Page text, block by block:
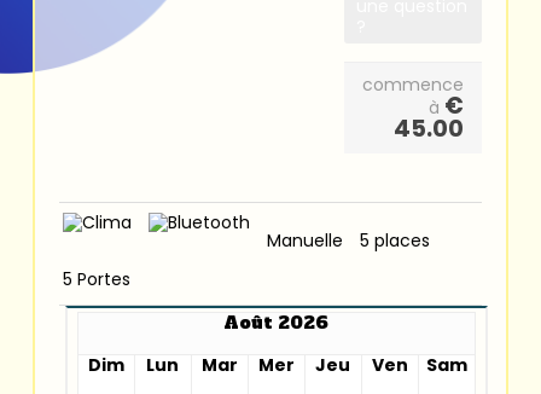
commence
à €
45.00
Manuelle
5 places
5 Portes
Août 2026
Dim
Lun Mar Mer Jeu Ven
Sam